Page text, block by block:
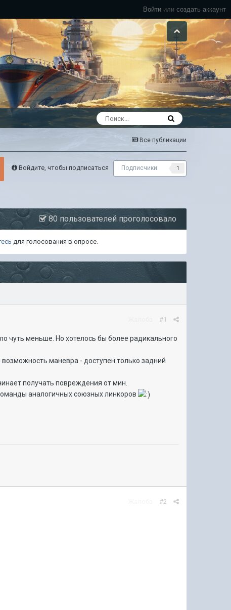
Войти или создать аккаунт
Все публикации
Войдите, чтобы подписаться Подписчики 1
80 пользователей проголосовало
для голосования в опросе.
#1
чуть меньше. Но хотелось бы более радикального
маневра - доступен только задний
получать повреждения от мин.
аналогичных союзных линкоров
#2